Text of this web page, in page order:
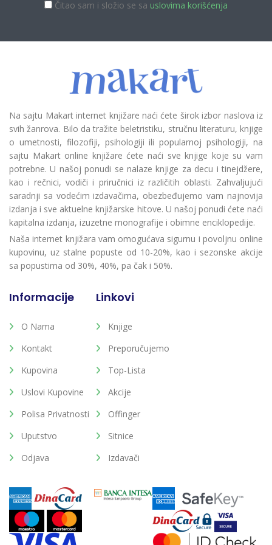
Čitao sam i složio se sa uslovima korišćenja
Na sajtu Makart internet knjižare naći ćete širok izbor naslova iz
svih žanrova. Bilo da tražite beletristiku, stručnu literaturu, knjige
o umetnosti, filozofiji, psihologiji ili popularnoj psihologiji, na
sajtu Makart online knjižare ćete naći sve knjige koje su vam
potrebne. U našoj ponudi se nalaze knjige za decu i tinejdžere,
kao i rečnici, vodiči i priručnici iz različitih oblasti. Zahvaljujući
saradnji sa vodećim izdavačima, obezbeđujemo vam najnovija
izdanja i sve aktuelne knjižarske hitove. U našoj ponudi ćete naći
kapitalna izdanja, izuzetne monografije i obimne enciklopedije.
Naša internet knjižara vam omogućava sigurnu i povoljnu online
kupovinu, uz stalne popuste od 10-20%, kao i sezonske akcije
sa popustima od 30%, 40%, pa čak i 50%.
Informacije
O Nama
Kontakt
Kupovina
Uslovi Kupovine
Polisa Privatnosti
Uputstvo
Odjava
Linkovi
Knjige
Preporučujemo
Top-Lista
Akcije
Offinger
Sitnice
Izdavači